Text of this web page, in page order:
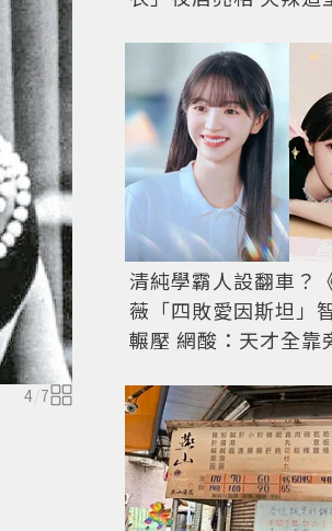
4/7
清純學霸人設翻車？
薇「四敗愛因斯坦」
輾壓 網酸：天才全靠